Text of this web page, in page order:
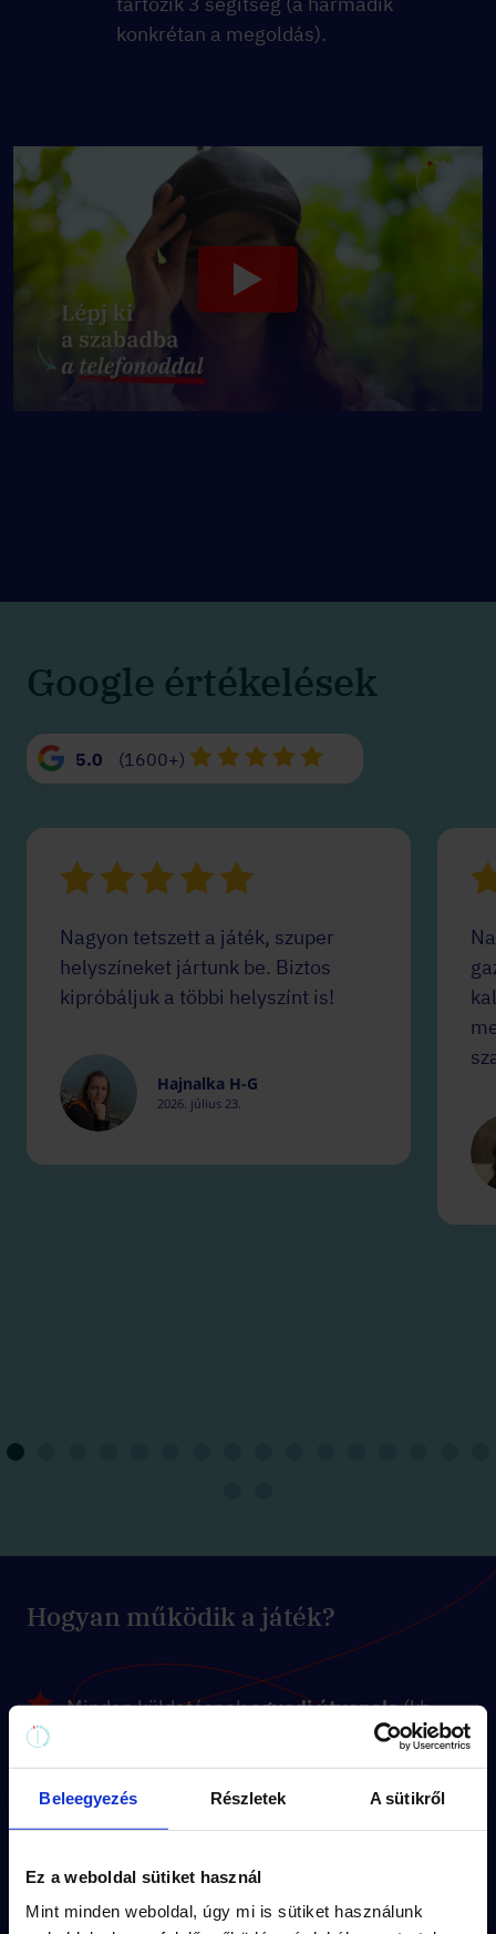
Beleegyezés Részletek A sütikről
Ez a weboldal sütiket használ
Mint minden weboldal, úgy mi is sütiket használunk
konkrétan a megoldás).
Google értékelések
5.0 (1600+)
Nagyon tetszett a játék, szuper
helyszíneket jártunk be. Biztos
kipróbáljuk a többi helyszínt is!
Hajnalka H-G
2026. július 23.
Hogyan működik a játék?
Minden küldetésnekegyedi útvonala(kb
van.
A feladványok a küldetés
izgalmas
A város titkos részletei
megoldásokat.